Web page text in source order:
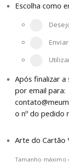
Escolha como
Após finalizar
por email para:
o nº do pedido
Arte do Cartão
Tamanho máximo